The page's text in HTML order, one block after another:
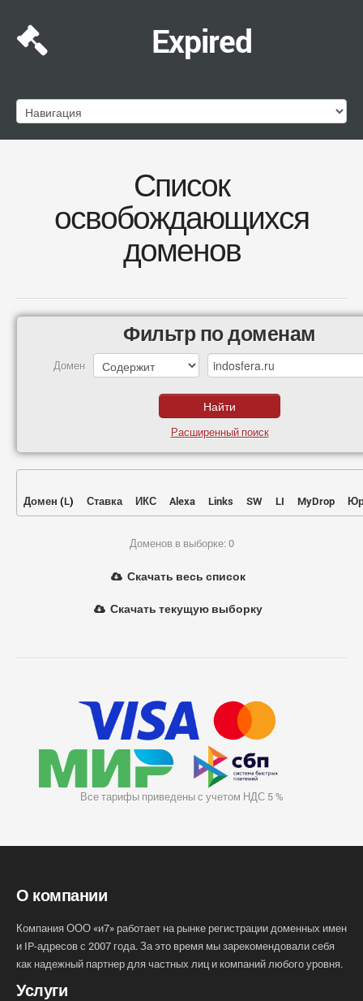
Expired
Список
освобождающихся
доменов
Фильтр по доменам
Домен
Расширенный поиск
Домен (L) Ставка ИКС Alexa Links SW LI MyDrop
Доменов в выборке: 0
Скачать весь список
Скачать текущую выборку
Все тарифы приведены с учетом НДС 5 %
О компании
Компания ООО «и7» работает на рынке регистрации доменных имен
и IP-адресов с 2007 года. За это время мы зарекомендовали себя
как надежный партнер для частных лиц и компаний любого уровня.
Услуги